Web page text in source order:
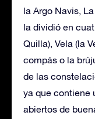
la Argo Navis,
la dividió en
Quilla), Vela (la
compás o la
de las
ya que contiene
abiertos de